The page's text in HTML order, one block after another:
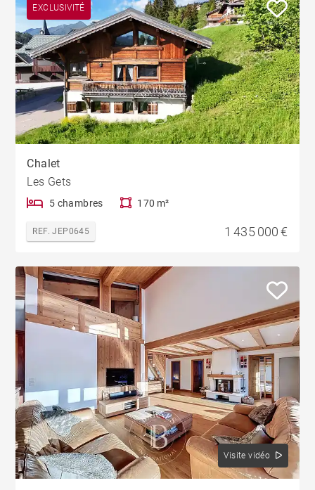
EXCLUSIVITÉ
Chalet
Les Gets
5 chambres 170 m²
REF. JEP0645 1 435 000 €
Visite vidéo